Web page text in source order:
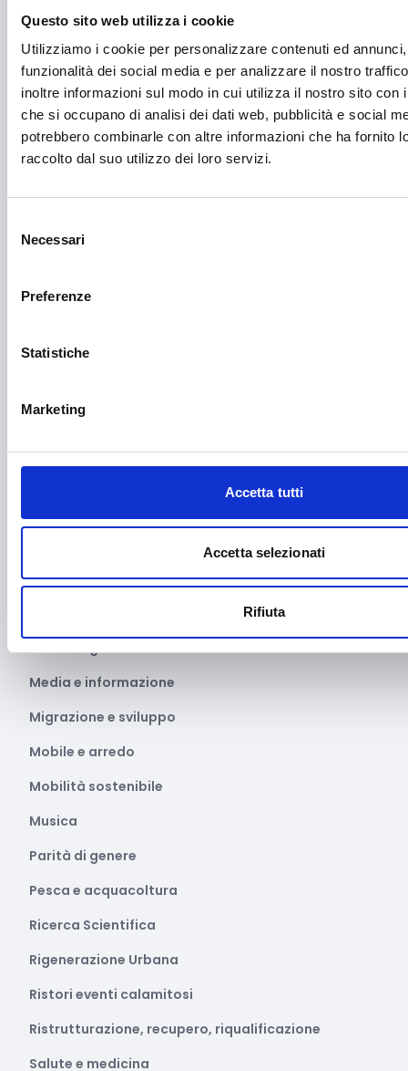
Questo sito web utilizza i cookie
Utilizziamo i cookie per personalizzare contenuti ed
funzionalità dei social media e per analizzare il nostro
inoltre informazioni sul modo in cui utilizza il nostro sito con
che si occupano di analisi dei dati web, pubblicità e social
potrebbero combinarle con altre informazioni che ha fornito
raccolto dal suo utilizzo dei loro servizi.
delNecessari
Preferenze
Statistiche
Marketing
Accetta tutti
Accetta selezionati
Rifiuta
Festival e mostre
Fiere ed eventi
Formazione e lavoro
Fotovoltaico
Gastronomia
Giustizia e sicurezza
Green economy
Imprenditoria femminile
Intelligenza Artificiale
Manifestazioni Sportive
Marketing e comunicazione
Media e informazione
Migrazione e sviluppo
Mobile e arredo
Mobilità sostenibile
Musica
Parità di genere
Pesca e acquacoltura
Ricerca Scientifica
Rigenerazione Urbana
Ristori eventi calamitosi
Ristrutturazione, recupero, riqualificazione
Salute e medicina